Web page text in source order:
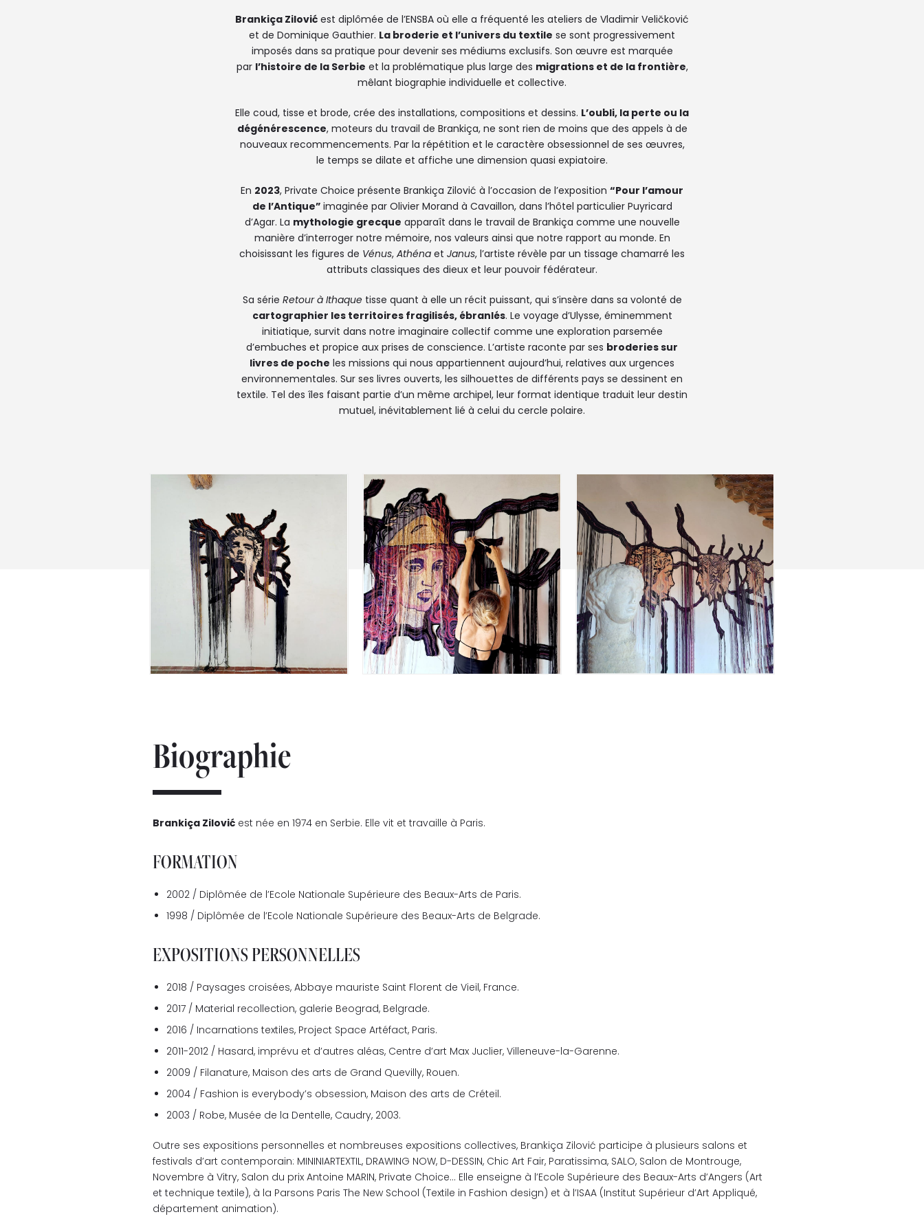
Brankiça Zilović est diplômée de l’ENSBA où elle a fréquenté les ateliers de Vladimir Veličković
et de Dominique Gauthier. La broderie et l’univers du textile se sont progressivement
imposés dans sa pratique pour devenir ses médiums exclusifs. Son œuvre est marquée
par l’histoire de la Serbie et la problématique plus large des migrations et de la frontière,
mêlant biographie individuelle et collective.
Elle coud, tisse et brode, crée des installations, compositions et dessins. L’oubli, la perte ou la
dégénérescence, moteurs du travail de Brankiça, ne sont rien de moins que des appels à de
nouveaux recommencements. Par la répétition et le caractère obsessionnel de ses œuvres,
le temps se dilate et affiche une dimension quasi expiatoire.
En 2023, Private Choice présente Brankiça Zilović à l’occasion de l’exposition “Pour l’amour
de l’Antique” imaginée par Olivier Morand à Cavaillon, dans l’hôtel particulier Puyricard
d’Agar. La mythologie grecque apparaît dans le travail de Brankiça comme une nouvelle
manière d’interroger notre mémoire, nos valeurs ainsi que notre rapport au monde. En
choisissant les figures de Vénus, Athéna et Janus, l’artiste révèle par un tissage chamarré les
attributs classiques des dieux et leur pouvoir fédérateur.
Sa série Retour à Ithaque tisse quant à elle un récit puissant, qui s’insère dans sa volonté de
cartographier les territoires fragilisés, ébranlés. Le voyage d’Ulysse, éminemment
initiatique, survit dans notre imaginaire collectif comme une exploration parsemée
d’embuches et propice aux prises de conscience. L’artiste raconte par ses broderies sur
livres de poche les missions qui nous appartiennent aujourd’hui, relatives aux urgences
environnementales. Sur ses livres ouverts, les silhouettes de différents pays se dessinent en
textile. Tel des îles faisant partie d’un même archipel, leur format identique traduit leur destin
mutuel, inévitablement lié à celui du cercle polaire.
Biographie
Brankiça Zilović est née en 1974 en Serbie. Elle vit et travaille à Paris.
FORMATION
2002 / Diplômée de l’Ecole Nationale Supérieure des Beaux-Arts de Paris.
1998 / Diplômée de l’Ecole Nationale Supérieure des Beaux-Arts de Belgrade.
EXPOSITIONS PERSONNELLES
2018 / Paysages croisées, Abbaye mauriste Saint Florent de Vieil, France.
2017 / Material recollection, galerie Beograd, Belgrade.
2016 / Incarnations textiles, Project Space Artéfact, Paris.
2011-2012 / Hasard, imprévu et d’autres aléas, Centre d’art Max Juclier, Villeneuve-la-Garenne.
2009 / Filanature, Maison des arts de Grand Quevilly, Rouen.
2004 / Fashion is everybody’s obsession, Maison des arts de Créteil.
2003 / Robe, Musée de la Dentelle, Caudry, 2003.
Outre ses expositions personnelles et nombreuses expositions collectives, Brankiça Zilović participe à plusieurs salons et
festivals d’art contemporain: MININIARTEXTIL, DRAWING NOW, D-DESSIN, Chic Art Fair, Paratissima, SALO, Salon de Montrouge,
Novembre à Vitry, Salon du prix Antoine MARIN, Private Choice… Elle enseigne à l’Ecole Supérieure des Beaux-Arts d’Angers (Art
et technique textile), à la Parsons Paris The New School (Textile in Fashion design) et à l’ISAA (Institut Supérieur d’Art Appliqué,
département animation).